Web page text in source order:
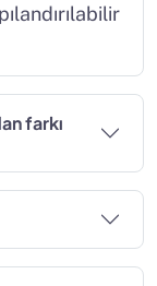
farkı